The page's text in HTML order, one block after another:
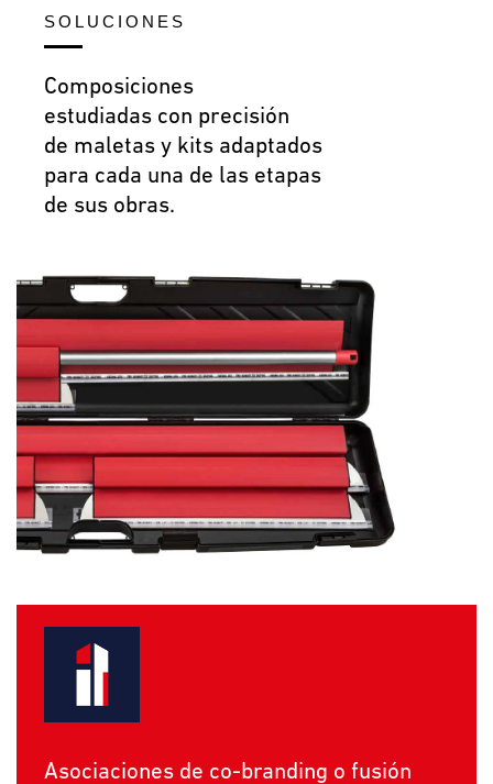
SOLUCIONES
Composiciones
estudiadas con precisión
de maletas y kits adaptados
para cada una de las etapas
de sus obras.
Asociaciones de co-branding o fusión